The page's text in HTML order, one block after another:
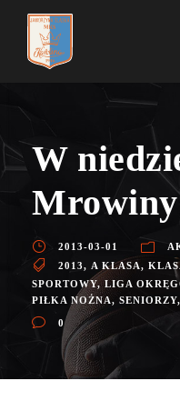
W
Mrowiny
2013-03-01
2013, A KLASA,
SPORTOWY, LIGA
PIŁKA NOŻNA, SENIORZY,
0